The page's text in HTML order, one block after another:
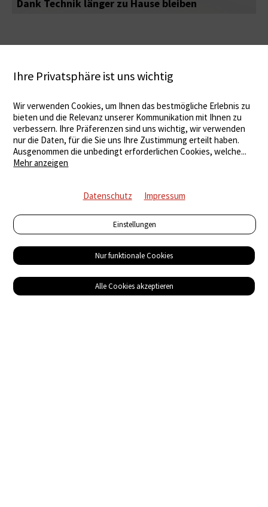
Dank Technik länger zu Hause bleiben
Ihre Privatsphäre ist uns wichtig
Wir verwenden Cookies, um Ihnen das bestmögliche Erlebnis zu
bieten und die Relevanz unserer Kommunikation mit Ihnen zu
verbessern. Ihre Präferenzen sind uns wichtig, wir verwenden
nur die Daten, für die Sie uns Ihre Zustimmung erteilt haben.
Ausgenommen die unbedingt erforderlichen Cookies, welche...
Mehr anzeigen
Datenschutz Impressum
Einstellungen
Nur funktionale Cookies
Alle Cookies akzeptieren